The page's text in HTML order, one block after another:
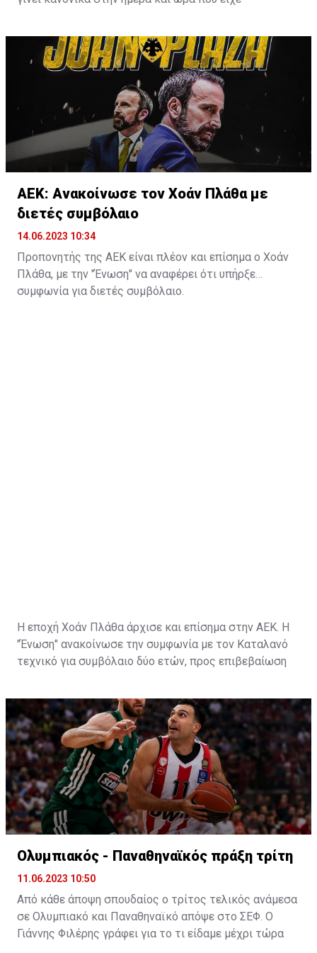
ΑΕΚ: Ανακοίνωσε τον Χοάν Πλάθα με
διετές συμβόλαιο
14.06.2023 10:34
Προπονητής της ΑΕΚ είναι πλέον και επίσημα ο Χοάν
Πλάθα, με την "Ένωση" να αναφέρει ότι υπήρξε
συμφωνία για διετές συμβόλαιο.
Η εποχή Χοάν Πλάθα άρχισε και επίσημα στην ΑΕΚ. Η
"Ένωση" ανακοίνωσε την συμφωνία με τον Καταλανό
τεχνικό για συμβόλαιο δύο ετών, προς επιβεβαίωση
τα είχαν βρει.
Ο Πλάθα αποτελεί ένα από τα μεγαλύτερα ονόματα
τεχνικών που θα καθίσει στον πάγκο της "Ένωσης".
Έχει ένα βαρύ βιογραφικό με παρουσία μεταξύ άλλων
στους πάγκους της Ρεάλ και της Μάλαγα και μία
ισπανική φιλοσοφία την οποία θα προσπαθήσει να
εφαρμόσει στους "κιτρινόμαυρους".
Ολυμπιακός - Παναθηναϊκός πράξη τρίτη
11.06.2023 10:50
Από κάθε άποψη σπουδαίος ο τρίτος τελικός ανάμεσα
σε Ολυμπιακό και Παναθηναϊκό απόψε στο ΣΕΦ. Ο
Γιάννης Φιλέρης γράφει για το τι είδαμε μέχρι τώρα